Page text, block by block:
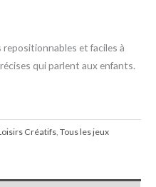
et faciles à
qui parlent aux enfants.
Créatifs ,Tous les jeux